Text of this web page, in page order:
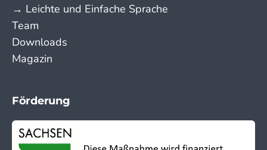
→ Leichte und Einfache Sprache
Team
Downloads
Magazin
Förderung